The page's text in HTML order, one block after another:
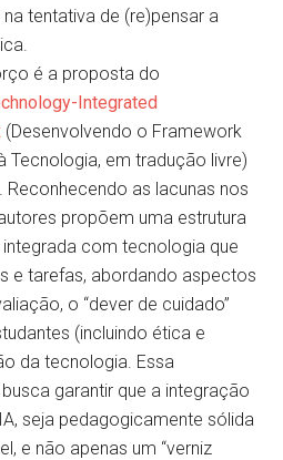
tentativa de (re)pensar a
é a proposta do
Integrated
(Desenvolvendo o Framework
Tecnologia, em tradução livre)
Reconhecendo as lacunas nos
propõem uma estrutura
com tecnologia que
e tarefas, abordando aspectos
o “dever de cuidado”
(incluindo ética e
da tecnologia. Essa
garantir que a integração
seja pedagogicamente sólida
e não apenas um “verniz